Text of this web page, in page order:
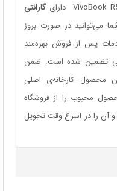
گارانتی
می‌توانید در صورت بروز
پس از فروش بهره‌مند
تضمین شده است. ضمن
محصول کارخانه‌ی اصلی
محبوب را از فروشگاه
و آن را در اسرع وقت تحویل